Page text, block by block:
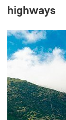
highways